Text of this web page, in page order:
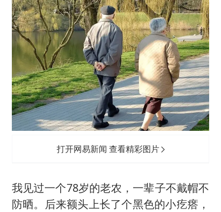
打开网易新闻 查看精彩图片
我见过一个78岁的老农，一辈子不戴帽不
防晒。后来额头上长了个黑色的小疙瘩，